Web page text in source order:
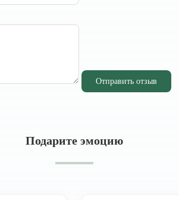
Отправить отзыв
Подарите эмоцию